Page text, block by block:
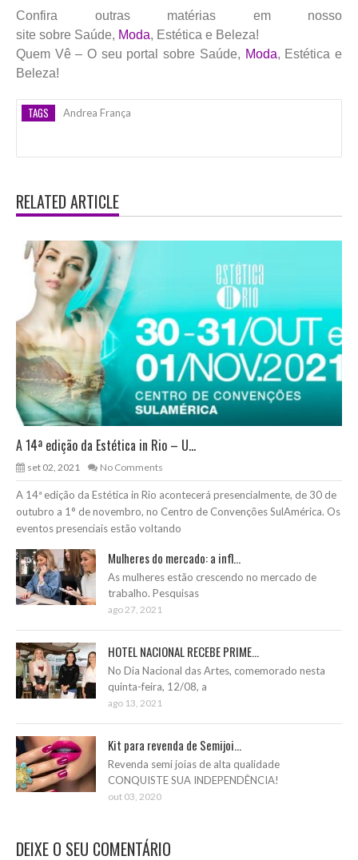
Confira outras matérias em nosso
site sobre Saúde, Moda, Estética e Beleza!
Quem Vê – O seu portal sobre Saúde, Moda, Estética e
Beleza!
TAGS Andrea França
RELATED ARTICLE
A 14ª edição da Estética in Rio – U...
set 02, 2021 No Comments
A 14ª edição da Estética in Rio acontecerá presencialmente, de 30 de
outubro a 1° de novembro, no Centro de Convenções SulAmérica. Os
eventos presenciais estão voltando
Mulheres do mercado: a infl...
As mulheres estão crescendo no mercado de
trabalho. Pesquisas
ago 27, 2021
HOTEL NACIONAL RECEBE PRIME...
No Dia Nacional das Artes, comemorado nesta
quinta-feira, 12/08, a
ago 13, 2021
Kit para revenda de Semijoi...
Revenda semi joias de alta qualidade
CONQUISTE SUA INDEPENDÊNCIA!
out 03, 2020
DEIXE O SEU COMENTÁRIO